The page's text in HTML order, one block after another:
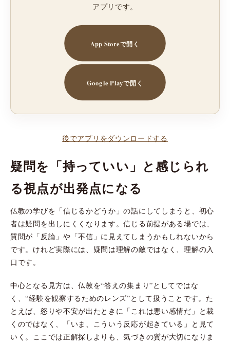
アプリです。
App Storeで開く
Google Playで開く
後でアプリをダウンロードする
疑問を「持っていい」と感じられ
る視点が出発点になる
仏教の学びを「信じるかどうか」の話にしてしまうと、初心
者は疑問を出しにくくなります。信じる前提がある場では、
質問が「反論」や「不信」に見えてしまうかもしれないから
です。けれど実際には、疑問は理解の敵ではなく、理解の入
口です。
中心となる見方は、仏教を“答えの集まり”としてではな
く、“経験を観察するためのレンズ”として扱うことです。た
とえば、怒りや不安が出たときに「これは悪い感情だ」と裁
くのではなく、「いま、こういう反応が起きている」と見て
いく。ここでは正解探しよりも、気づきの質が大切になりま